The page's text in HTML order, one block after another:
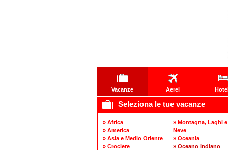
Vacanze Aerei
Seleziona le tue vacanze
» Africa
» America
» Asia e Medio Oriente
» Crociere
» Montagna, Laghi e
Neve
» Oceania
» Oceano Indiano